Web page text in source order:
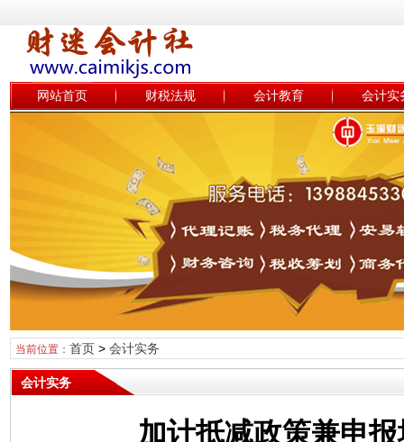
网站首页 财税法规 会计教育 会计实
当前位置： 首页> 会计实务
会计实务
加计抵减政策兼申